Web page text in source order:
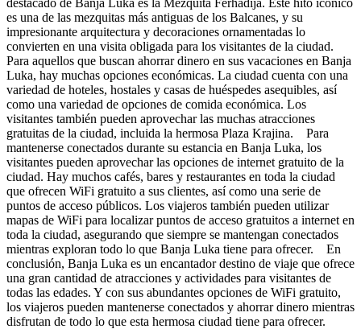
destacado de Banja Luka es la Mezquita Ferhadija. Este hito icónico
es una de las mezquitas más antiguas de los Balcanes, y su
impresionante arquitectura y decoraciones ornamentadas lo
convierten en una visita obligada para los visitantes de la ciudad.
Para aquellos que buscan ahorrar dinero en sus vacaciones en Banja
Luka, hay muchas opciones económicas. La ciudad cuenta con una
variedad de hoteles, hostales y casas de huéspedes asequibles, así
como una variedad de opciones de comida económica. Los
visitantes también pueden aprovechar las muchas atracciones
gratuitas de la ciudad, incluida la hermosa Plaza Krajina. Para
mantenerse conectados durante su estancia en Banja Luka, los
visitantes pueden aprovechar las opciones de internet gratuito de la
ciudad. Hay muchos cafés, bares y restaurantes en toda la ciudad
que ofrecen WiFi gratuito a sus clientes, así como una serie de
puntos de acceso públicos. Los viajeros también pueden utilizar
mapas de WiFi para localizar puntos de acceso gratuitos a internet en
toda la ciudad, asegurando que siempre se mantengan conectados
mientras exploran todo lo que Banja Luka tiene para ofrecer. En
conclusión, Banja Luka es un encantador destino de viaje que ofrece
una gran cantidad de atracciones y actividades para visitantes de
todas las edades. Y con sus abundantes opciones de WiFi gratuito,
los viajeros pueden mantenerse conectados y ahorrar dinero mientras
disfrutan de todo lo que esta hermosa ciudad tiene para ofrecer.